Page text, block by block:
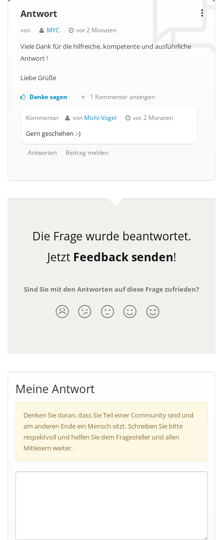
Antwort
von MYC vor 2 Monaten
Viele Dank für die hilfreiche, kompetente und ausführliche
Antwort !
Liebe Grüße
Danke sagen 1 Kommentar anzeigen
Kommentar von Michi-Vogel vor 2 Monaten
Gern geschehen :-)
Antworten Beitrag melden
Die Frage wurde beantwortet.
Jetzt Feedback senden!
Sind Sie mit den Antworten auf diese Frage zufrieden?
Meine Antwort
Denken Sie daran, dass Sie Teil einer Community sind und
am anderen Ende ein Mensch sitzt. Schreiben Sie bitte
respektvoll und helfen Sie dem Fragesteller und allen
Mitlesern weiter.